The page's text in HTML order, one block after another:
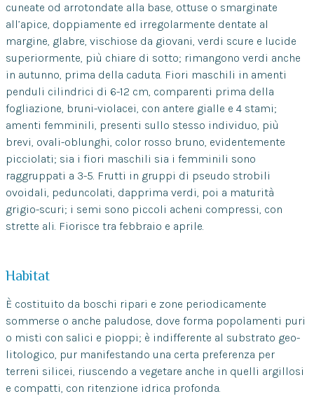
cuneate od arrotondate alla base, ottuse o smarginate
all’apice, doppiamente ed irregolarmente dentate al
margine, glabre, vischiose da giovani, verdi scure e lucide
superiormente, più chiare di sotto; rimangono verdi anche
in autunno, prima della caduta. Fiori maschili in amenti
penduli cilindrici di 6-12 cm, comparenti prima della
fogliazione, bruni-violacei, con antere gialle e 4 stami;
amenti femminili, presenti sullo stesso individuo, più
brevi, ovali-oblunghi, color rosso bruno, evidentemente
picciolati; sia i fiori maschili sia i femminili sono
raggruppati a 3-5. Frutti in gruppi di pseudo strobili
ovoidali, peduncolati, dapprima verdi, poi a maturità
grigio-scuri; i semi sono piccoli acheni compressi, con
strette ali. Fiorisce tra febbraio e aprile.
Habitat
È costituito da boschi ripari e zone periodicamente
sommerse o anche paludose, dove forma popolamenti puri
o misti con salici e pioppi; è indifferente al substrato geo-
litologico, pur manifestando una certa preferenza per
terreni silicei, riuscendo a vegetare anche in quelli argillosi
e compatti, con ritenzione idrica profonda.